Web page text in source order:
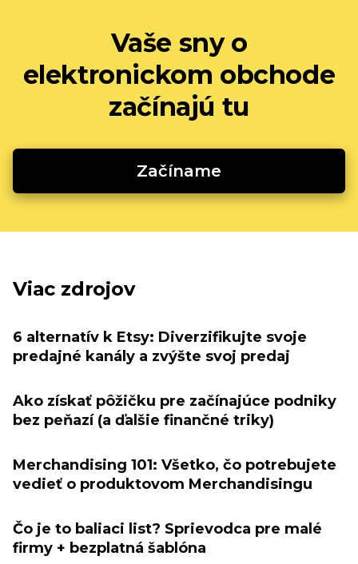
Vaše sny o
elektronickom obchode
začínajú tu
Začíname
Viac zdrojov
6 alternatív k Etsy: Diverzifikujte svoje
predajné kanály a zvýšte svoj predaj
Ako získať pôžičku pre začínajúce podniky
bez peňazí (a ďalšie finančné triky)
Merchandising 101: Všetko, čo potrebujete
vedieť o produktovom Merchandisingu
Čo je to baliaci list? Sprievodca pre malé
firmy + bezplatná šablóna